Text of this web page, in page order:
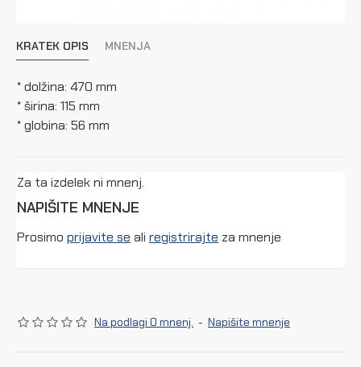
KRATEK OPIS MNENJA
* dolžina: 470 mm
* širina: 115 mm
* globina: 56 mm
Za ta izdelek ni mnenj.
NAPIŠITE MNENJE
Prosimo prijavite se ali registrirajte za mnenje
Na podlagi 0 mnenj. - Napišite mnenje